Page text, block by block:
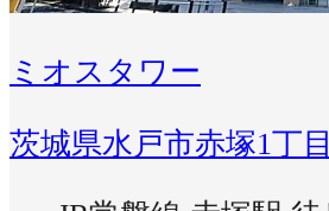
ミオスタワー
茨城県水戸市赤塚1丁